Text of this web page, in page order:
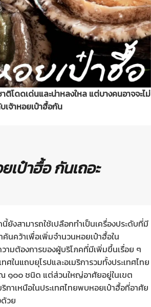
โดดเด่นและน่าหลงใหล แต่บางคนอาจจะไม่
เจ้าหอยเป๋าฮื้อกัน
เป๋าฮื้อ กันเถอะ
งสามารถใช้เปลือกทำเป็นเครื่องประดับที่มี
นคว้าเพื่อเพิ่มจำนวนหอยเป๋าฮื้อใน
ามต้องการของผู้บริโภคที่มีเพิ่มขึ้นเรื่อย ๆ
ในแถบยุโรปและอเมริการวมทั้งประเทศไทย
๑๐๐ ชนิด แต่ส่วนใหญ่อาศัยอยู่ในเขต
กาเหนือในประเทศไทยพบหอยเป๋าฮื้อที่อาศัย
วย